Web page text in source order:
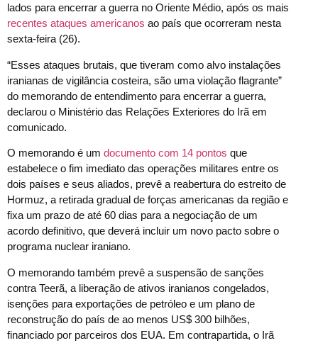
lados para encerrar a guerra no Oriente Médio, após os mais
recentes ataques americanos ao país que ocorreram nesta
sexta-feira (26).
“Esses ataques brutais, que tiveram como alvo instalações
iranianas de vigilância costeira, são uma violação flagrante”
do memorando de entendimento para encerrar a guerra,
declarou o Ministério das Relações Exteriores do Irã em
comunicado.
O memorando é um documento com 14 pontos que
estabelece o fim imediato das operações militares entre os
dois países e seus aliados, prevê a reabertura do estreito de
Hormuz, a retirada gradual de forças americanas da região e
fixa um prazo de até 60 dias para a negociação de um
acordo definitivo, que deverá incluir um novo pacto sobre o
programa nuclear iraniano.
O memorando também prevê a suspensão de sanções
contra Teerã, a liberação de ativos iranianos congelados,
isenções para exportações de petróleo e um plano de
reconstrução do país de ao menos US$ 300 bilhões,
financiado por parceiros dos EUA. Em contrapartida, o Irã